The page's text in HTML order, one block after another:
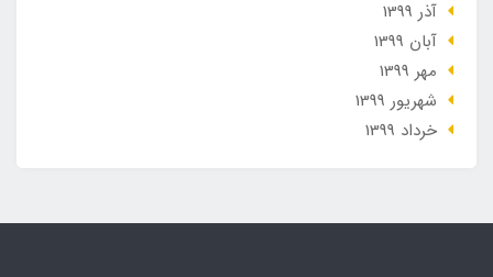
آذر 1399
آبان 1399
مهر 1399
شهریور 1399
خرداد 1399